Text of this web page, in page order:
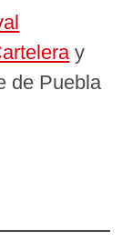
y
de Puebla